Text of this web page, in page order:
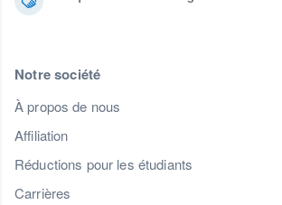
Notre société
À propos de nous
Affiliation
Réductions pour les étudiants
Carrières